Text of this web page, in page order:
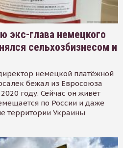
экс-глава немецкого
сельхозбизнесом и
немецкой платёжной
бежал из Евросоюза
году. Сейчас он живёт
по России и даже
территории Украины